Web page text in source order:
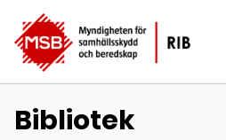
Bibliotek